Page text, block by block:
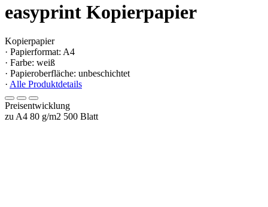
easyprint Kopierpapier
Kopierpapier
· Papierformat: A4
· Farbe: weiß
· Papieroberfläche: unbeschichtet
· Alle Produktdetails
Preisentwicklung
zu A4 80 g/m2 500 Blatt